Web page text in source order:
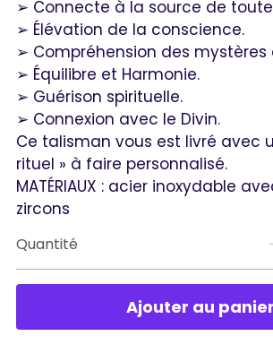
➢ Connecte à la source de
➢ Élévation de la conscience.
➢ Compréhension des mystères
➢ Équilibre et Harmonie.
➢ Guérison spirituelle.
➢ Connexion avec le Divin.
Ce talisman vous est livré avec
rituel » à faire personnalisé.
MATÉRIAUX : acier inoxydable
zircons
Quantité
Ajouter au panier